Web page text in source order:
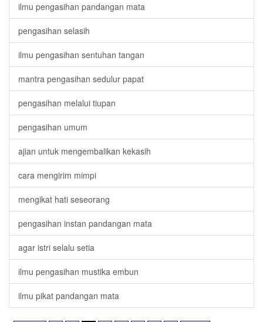
ilmu pengasihan pandangan mata
pengasihan selasih
ilmu pengasihan sentuhan tangan
mantra pengasihan sedulur papat
pengasihan melalui tiupan
pengasihan umum
ajian untuk mengembalikan kekasih
cara mengirim mimpi
mengikat hati seseorang
pengasihan instan pandangan mata
agar istri selalu setia
ilmu pengasihan mustika embun
ilmu pikat pandangan mata